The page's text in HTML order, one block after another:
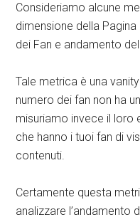
Consideriamo alcune
dimensione della Pagina
dei Fan e andamento
Tale metrica è una
numero dei fan non ha
misuriamo invece il loro
che hanno i tuoi fan di
contenuti.
Certamente questa
analizzare l’andamento